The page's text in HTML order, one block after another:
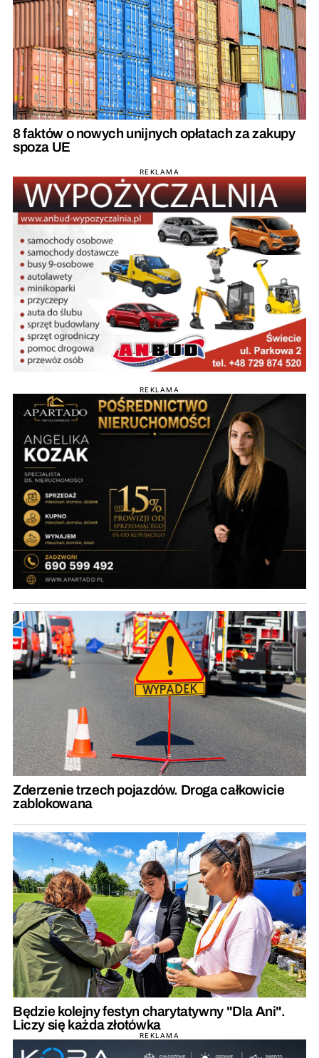
8 faktów o nowych unijnych opłatach za zakupy
spoza UE
REKLAMA
REKLAMA
Zderzenie trzech pojazdów. Droga całkowicie
zablokowana
Będzie kolejny festyn charytatywny "Dla Ani".
Liczy się każda złotówka
REKLAMA